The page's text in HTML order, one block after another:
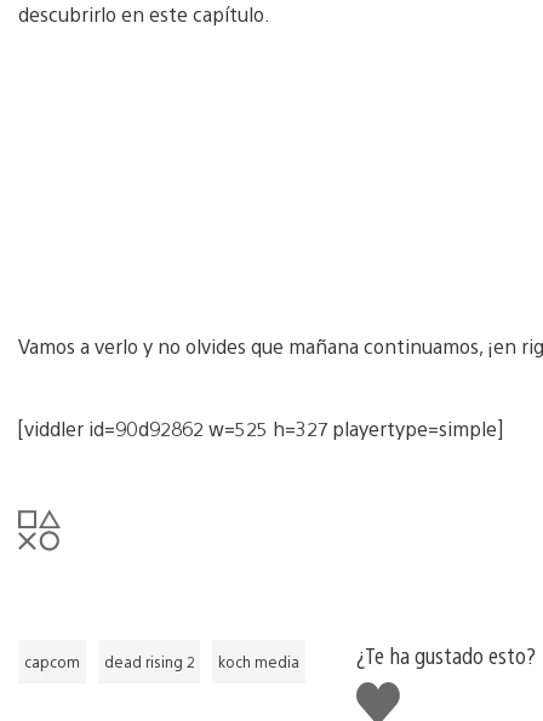
descubrirlo en este capítulo.
Vamos a verlo y no olvides que mañana continuamos, ¡en
[viddler id=90d92862 w=525 h=327 playertype=simple]
capcom dead rising 2 koch media
¿Te ha gustado esto?
Me
gusta